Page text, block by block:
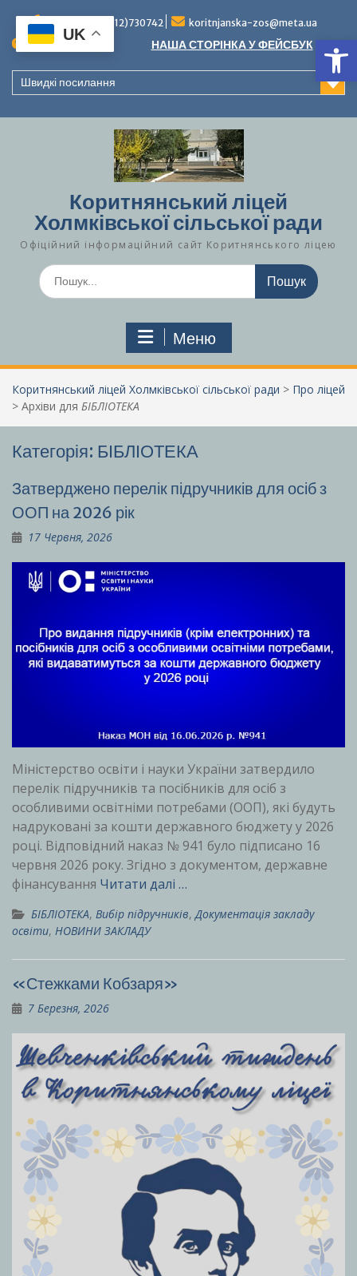
вмісту
Тел./факс (0312)730742 koritnjanska-zos@meta.ua
Повідомлення: НАША СТОРІНКА У ФЕЙСБУК
Швидкі посилання
Коритнянський ліцей
Холмківської сільської ради
Офіційний інформаційний сайт Коритнянського ліцею
Шукати:
Меню
Коритнянський ліцей Холмківської сільської ради > Про ліцей
> Архіви для БІБЛІОТЕКА
Категорія: БІБЛІОТЕКА
Затверджено перелік підручників для осіб з
ООП на 2026 рік
17 Червня, 2026
Міністерство освіти і науки України затвердило
перелік підручників та посібників для осіб з
особливими освітніми потребами (ООП), які будуть
надруковані за кошти державного бюджету у 2026
році. Відповідний наказ № 941 було підписано 16
червня 2026 року. Згідно з документом, державне
фінансування Читати далі …
БІБЛІОТЕКА, Вибір підручників, Документація закладу
освіти, НОВИНИ ЗАКЛАДУ
«Стежками Кобзаря»
7 Березня, 2026
UK